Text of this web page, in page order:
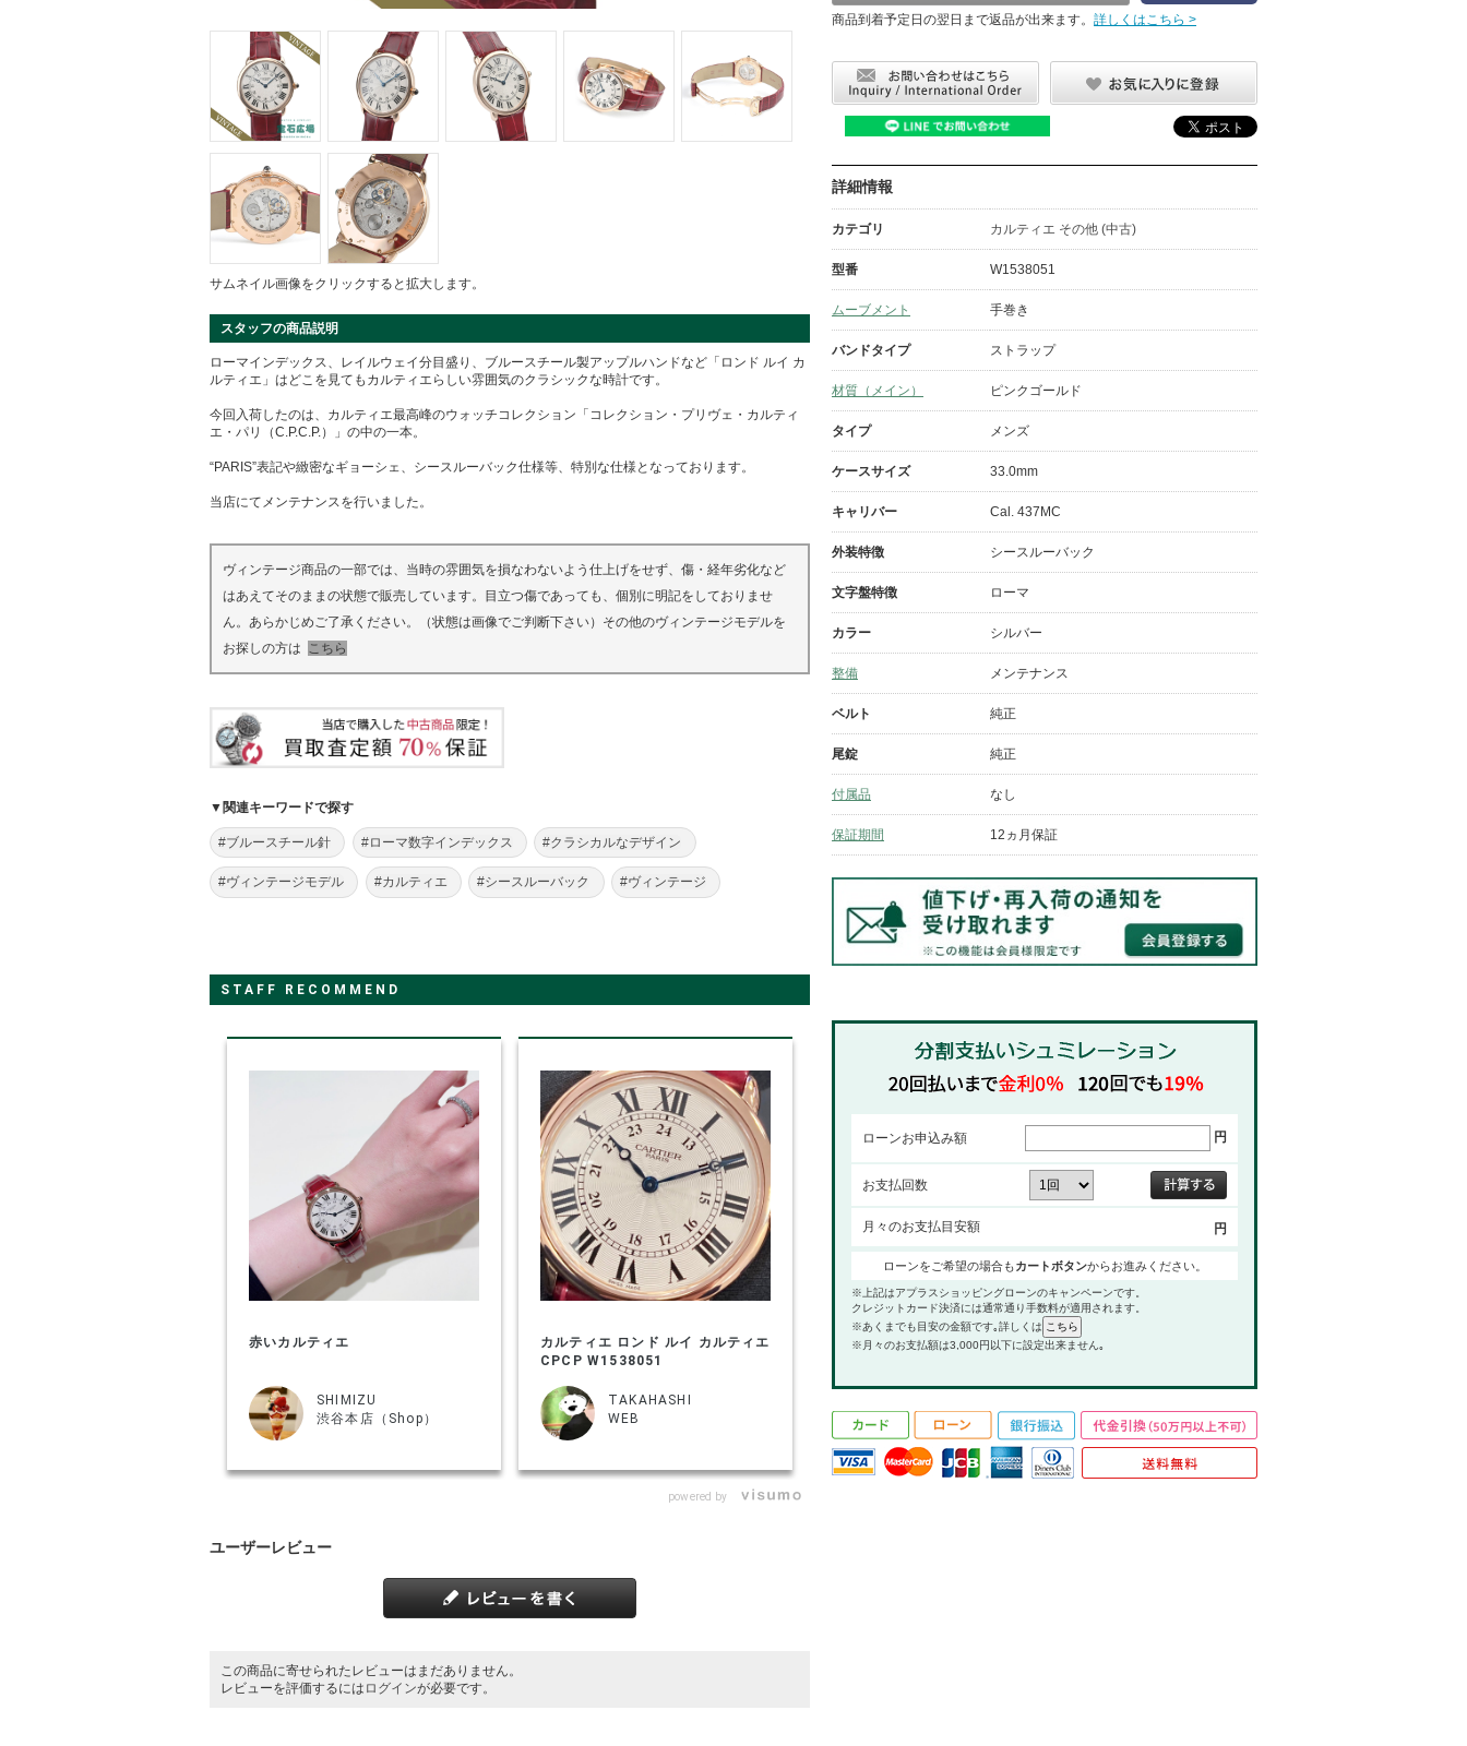
サムネイル画像をクリックすると拡大します。
スタッフの商品説明
ローマインデックス、レイルウェイ分目盛り、ブルースチール製アップルハンドなど「ロンド ルイ カ
ルティエ」はどこを見てもカルティエらしい雰囲気のクラシックな時計です。
今回入荷したのは、カルティエ最高峰のウォッチコレクション「コレクション・プリヴェ・カルティ
エ・パリ（C.P.C.P.）」の中の一本。
“PARIS”表記や緻密なギョーシェ、シースルーバック仕様等、特別な仕様となっております。
当店にてメンテナンスを行いました。
ヴィンテージ商品の一部では、当時の雰囲気を損なわないよう仕上げをせず、傷・経年劣化など
はあえてそのままの状態で販売しています。目立つ傷であっても、個別に明記をしておりませ
ん。あらかじめご了承ください。（状態は画像でご判断下さい）その他のヴィンテージモデルを
お探しの方は こちら
▼関連キーワードで探す
#ブルースチール針 #ローマ数字インデックス #クラシカルなデザイン
#ヴィンテージモデル #カルティエ #シースルーバック #ヴィンテージ
STAFF RECOMMEND
赤いカルティエ
渋谷本店（Shop）
SHIMIZU
カルティエ ロンド ルイ カルティエ
CPCP W1538051
WEB
TAKAHASHI
powered by
ユーザーレビュー
この商品に寄せられたレビューはまだありません。
レビューを評価するには ログインが必要です。
商品到着予定日の翌日まで返品が出来ます。 詳しくはこちら >
詳細情報
カテゴリ カルティエ その他 (中古)
型番 W1538051
ムーブメント 手巻き
バンドタイプ ストラップ
材質（メイン） ピンクゴールド
タイプ メンズ
ケースサイズ 33.0mm
キャリバー Cal. 437MC
外装特徴 シースルーバック
文字盤特徴 ローマ
カラー シルバー
整備 メンテナンス
ベルト 純正
尾錠 純正
付属品 なし
保証期間 12ヵ月保証
ローンお申込み額 円
お支払回数
月々のお支払目安額 円
ローンをご希望の場合もカートボタンからお進みください。
※上記はアプラスショッピングローンのキャンペーンです。
クレジットカード決済には通常通り手数料が適用されます。
※あくまでも目安の金額です｡詳しくは
※月々のお支払額は3,000円以下に設定出来ません｡